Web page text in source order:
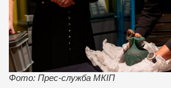
Фото: Прес-служба МКІП